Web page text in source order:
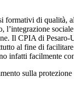
di
Il CPIA di
al fine di
infatti facilmente
sulla